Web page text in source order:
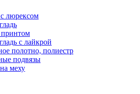
люрексом
принтом
с лайкрой
полотно, полиестр
подвязы
меху